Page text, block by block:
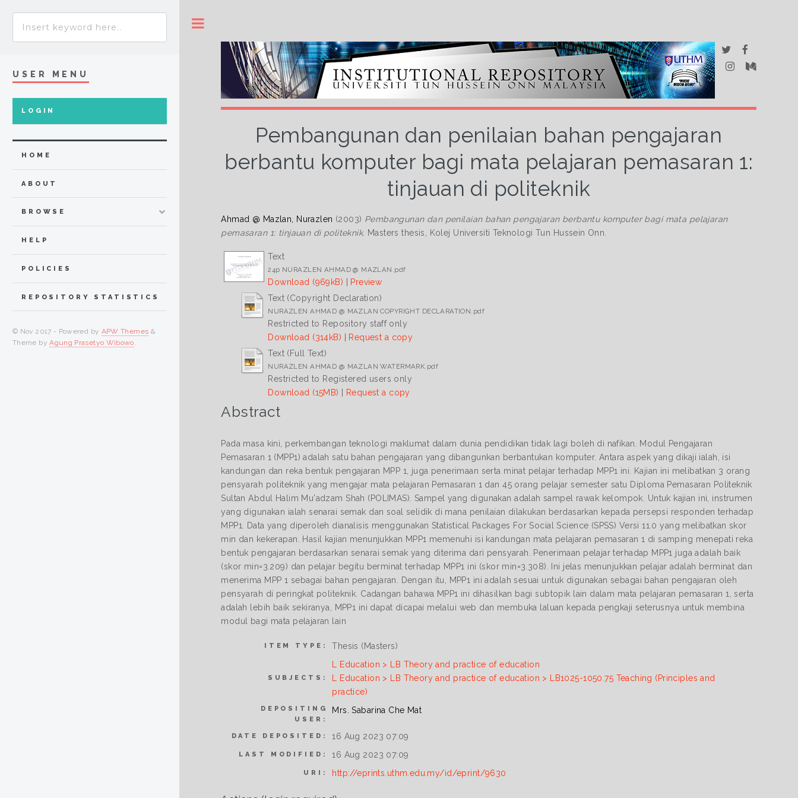
Pembangunan dan penilaian bahan pengajaran
berbantu komputer bagi mata pelajaran pemasaran 1:
tinjauan di politeknik
Ahmad @ Mazlan, Nurazlen (2003) Pembangunan dan penilaian bahan pengajaran berbantu komputer bagi mata pelajaran
pemasaran 1: tinjauan di politeknik. Masters thesis, Kolej Universiti Teknologi Tun Hussein Onn.
Text
24p NURAZLEN AHMAD @ MAZLAN.pdf
Download (969kB) | Preview
Text (Copyright Declaration)
NURAZLEN AHMAD @ MAZLAN COPYRIGHT DECLARATION.pdf
Restricted to Repository staff only
Download (314kB) | Request a copy
Text (Full Text)
NURAZLEN AHMAD @ MAZLAN WATERMARK.pdf
Restricted to Registered users only
Download (15MB) | Request a copy
Abstract
Pada masa kini, perkembangan teknologi maklumat dalam dunia pendidikan tidak lagi boleh di nafikan. Modul Pengajaran
Pemasaran 1 (MPP1) adalah satu bahan pengajaran yang dibangunkan berbantukan komputer. Antara aspek yang dikaji ialah, isi
kandungan dan reka bentuk pengajaran MPP 1, juga penerimaan serta minat pelajar terhadap MPP1 ini. Kajian ini melibatkan 3 orang
pensyarah politeknik yang mengajar mata pelajaran Pemasaran 1 dan 45 orang pelajar semester satu Diploma Pemasaran Politeknik
Sultan Abdul Halim Mu'adzam Shah (POLIMAS). Sampel yang digunakan adalah sampel rawak kelompok. Untuk kajian ini, instrumen
yang digunakan ialah senarai semak dan soal selidik di mana penilaian dilakukan berdasarkan kepada persepsi responden terhadap
MPP1. Data yang diperoleh dianalisis menggunakan Statistical Packages For Social Science (SPSS) Versi 11.0 yang melibatkan skor
min dan kekerapan. Hasil kajian menunjukkan MPP1 memenuhi isi kandungan mata pelajaran pemasaran 1 di samping menepati reka
bentuk pengajaran berdasarkan senarai semak yang diterima dari pensyarah. Penerimaan pelajar terhadap MPP1 juga adalah baik
(skor min=3.209) dan pelajar begitu berminat terhadap MPP1 ini (skor min=3.308). Ini jelas menunjukkan pelajar adalah berminat dan
menerima MPP 1 sebagai bahan pengajaran. Dengan itu, MPP1 ini adalah sesuai untuk digunakan sebagai bahan pengajaran oleh
pensyarah di peringkat politeknik. Cadangan bahawa MPP1 ini dihasilkan bagi subtopik lain dalam mata pelajaran pemasaran 1, serta
adalah lebih baik sekiranya, MPP1 ini dapat dicapai melalui web dan membuka laluan kepada pengkaji seterusnya untuk membina
modul bagi mata pelajaran lain
ITEM TYPE: Thesis (Masters)
SUBJECTS:
L Education > LB Theory and practice of education
L Education > LB Theory and practice of education > LB1025-1050.75 Teaching (Principles and
practice)
DEPOSITING
USER:
Mrs. Sabarina Che Mat
DATE DEPOSITED: 16 Aug 2023 07:09
LAST MODIFIED: 16 Aug 2023 07:09
URI: http://eprints.uthm.edu.my/id/eprint/9630
USER MENU
LOGIN
HOME
ABOUT
BROWSE
HELP
POLICIES
REPOSITORY STATISTICS
© Nov 2017 - Powered by APW Themes &
Theme byAgung Prasetyo Wibowo.